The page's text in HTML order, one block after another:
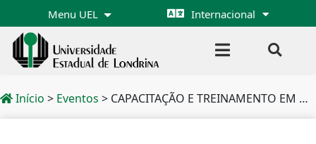
Menu UEL Internacional
Início > Eventos > CAPACITAÇÃO E TREINAMENTO EM GESTÃO DE PROJETOS E EDITAIS: FEIPE, PROESPORTE E LEIS DE INCENTIVO.